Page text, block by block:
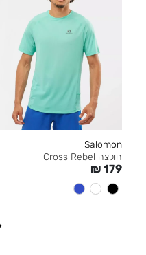
Salomon
חולצה Cross Rebel
₪ 179